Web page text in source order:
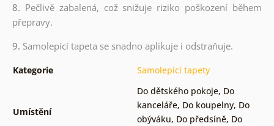
8. Pečlivě zabalená, což snižuje riziko poškození během
přepravy.
9. Samolepící tapeta se snadno aplikuje i odstraňuje.
Kategorie Samolepící tapety
Umístění
Do dětského pokoje, Do
kanceláře, Do koupelny, Do
obýváku, Do předsíně, Do